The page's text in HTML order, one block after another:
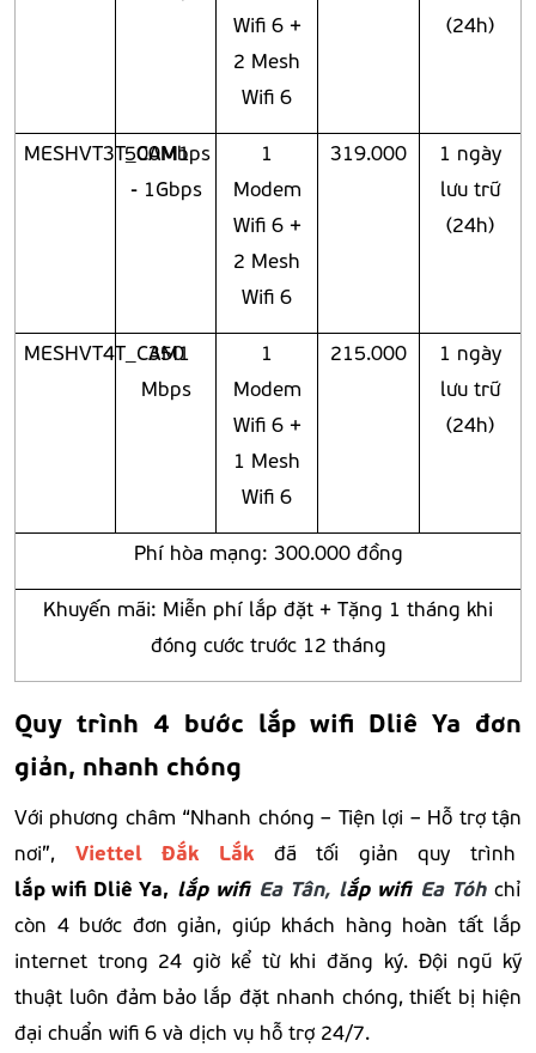
Wifi 6 +
2 Mesh
Wifi 6
(24h)
MESHVT3T_CAM1
500Mbps
- 1Gbps
1
Modem
Wifi 6 +
2 Mesh
Wifi 6
319.000
1 ngày
lưu trữ
(24h)
MESHVT4T_CAM1
350
Mbps
1
Modem
Wifi 6 +
1 Mesh
Wifi 6
215.000
1 ngày
lưu trữ
(24h)
Phí hòa mạng: 300.000 đồng
Khuyến mãi: Miễn phí lắp đặt + Tặng 1 tháng khi
đóng cước trước 12 tháng
Quy trình 4 bước lắp wifi Dliê Ya đơn
giản, nhanh chóng
Với phương châm “Nhanh chóng – Tiện lợi – Hỗ trợ tận
nơi”, Viettel Đắk Lắkđã tối giản quy trình
lắp wifi Dliê Ya, lắp wifi Ea Tân, lắp wifi Ea Tóhchỉ
còn 4 bước đơn giản, giúp khách hàng hoàn tất lắp
internet trong 24 giờ kể từ khi đăng ký. Đội ngũ kỹ
thuật luôn đảm bảo lắp đặt nhanh chóng, thiết bị hiện
đại chuẩn wifi 6 và dịch vụ hỗ trợ 24/7.